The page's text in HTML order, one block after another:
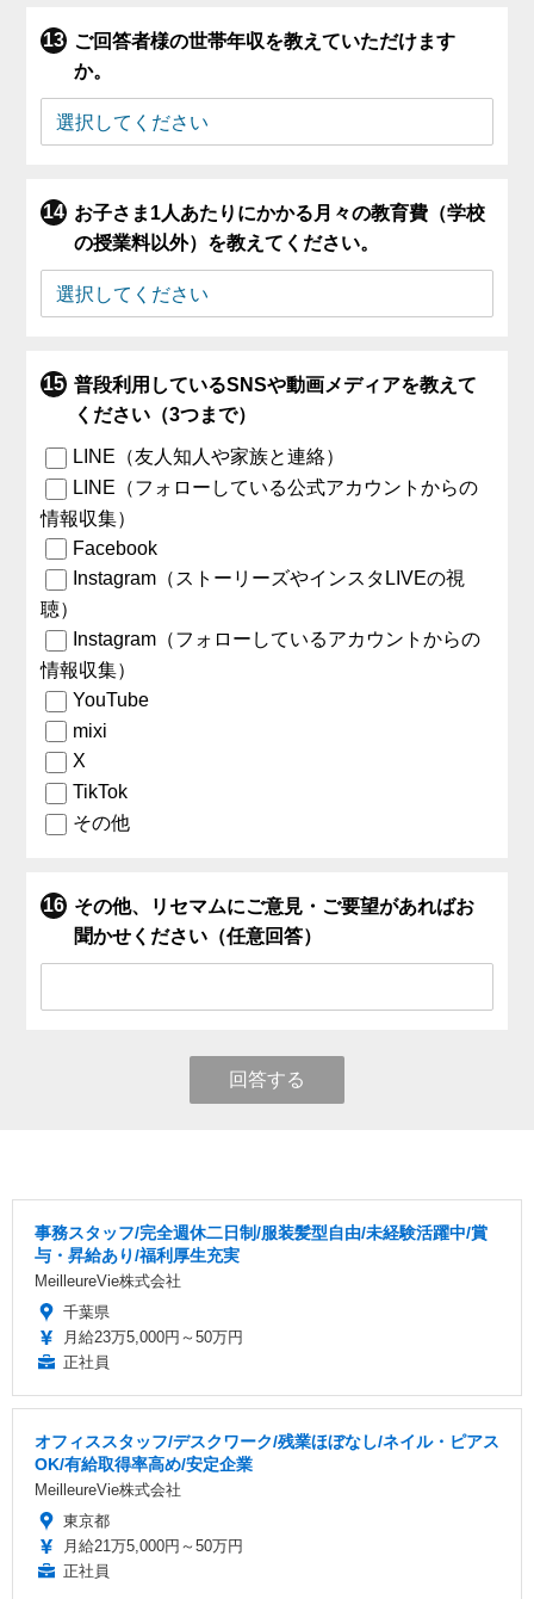
ご回答者様の世帯年収を教えていただけます
か。
お子さま1人あたりにかかる月々の教育費（学校
の授業料以外）を教えてください。
普段利用しているSNSや動画メディアを教えて
ください（3つまで）
LINE（友人知人や家族と連絡）
LINE（フォローしている公式アカウントからの
情報収集）
Facebook
Instagram（ストーリーズやインスタLIVEの視
聴）
Instagram（フォローしているアカウントからの
情報収集）
YouTube
mixi
X
TikTok
その他
その他、リセマムにご意見・ご要望があればお
聞かせください（任意回答）
回答する
事務スタッフ/完全週休二日制/服装髪型自由/未経験活躍中/賞
与・昇給あり/福利厚生充実
MeilleureVie株式会社
千葉県
月給23万5,000円～50万円
正社員
オフィススタッフ/デスクワーク/残業ほぼなし/ネイル・ピアス
OK/有給取得率高め/安定企業
MeilleureVie株式会社
東京都
月給21万5,000円～50万円
正社員